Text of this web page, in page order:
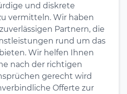
und diskrete
vermitteln. Wir haben
Partnern, die
rund um das
Wir helfen Ihnen
nach der richtigen
gerecht wird
Offerte zur